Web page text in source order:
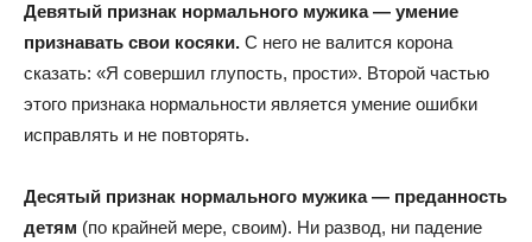
Девятый признак нормального мужика — умение
признавать свои косяки. С него не валится корона
сказать: «Я совершил глупость, прости». Второй частью
этого признака нормальности является умение ошибки
исправлять и не повторять.
Десятый признак нормального мужика — преданность
детям (по крайней мере, своим). Ни развод, ни падение